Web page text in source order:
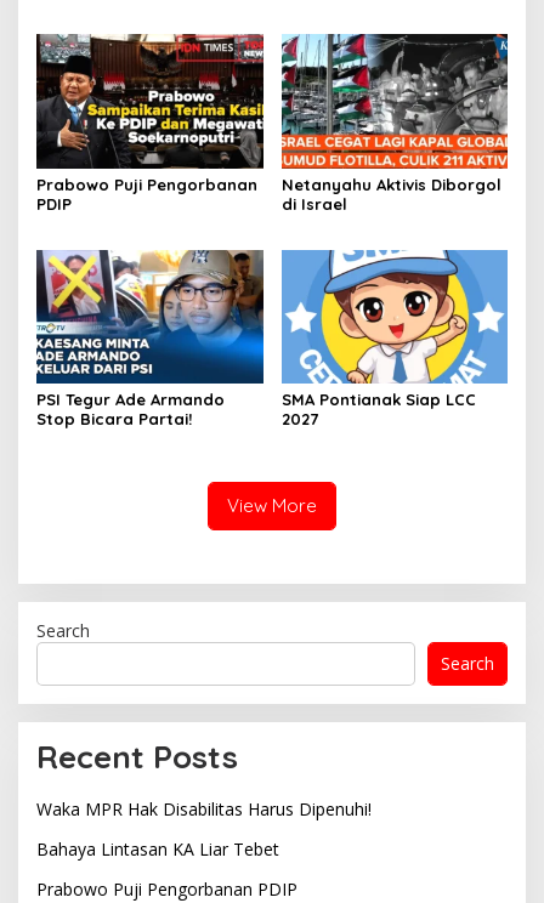
Prabowo Puji Pengorbanan
PDIP
Netanyahu Aktivis Diborgol
di Israel
PSI Tegur Ade Armando
Stop Bicara Partai!
SMA Pontianak Siap LCC
2027
View More
Search
Search
Recent Posts
Waka MPR Hak Disabilitas Harus Dipenuhi!
Bahaya Lintasan KA Liar Tebet
Prabowo Puji Pengorbanan PDIP